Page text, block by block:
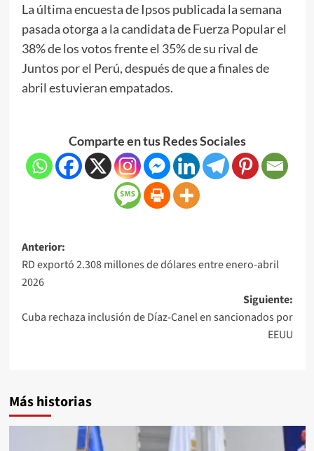
La última encuesta de Ipsos publicada la semana
pasada otorga a la candidata de Fuerza Popular el
38% de los votos frente el 35% de su rival de
Juntos por el Perú, después de que a finales de
abril estuvieran empatados.
Comparte en tus Redes Sociales
Anterior:
RD exportó 2.308 millones de dólares entre enero-abril
2026
Siguiente:
Cuba rechaza inclusión de Díaz-Canel en sancionados por
EEUU
Más historias